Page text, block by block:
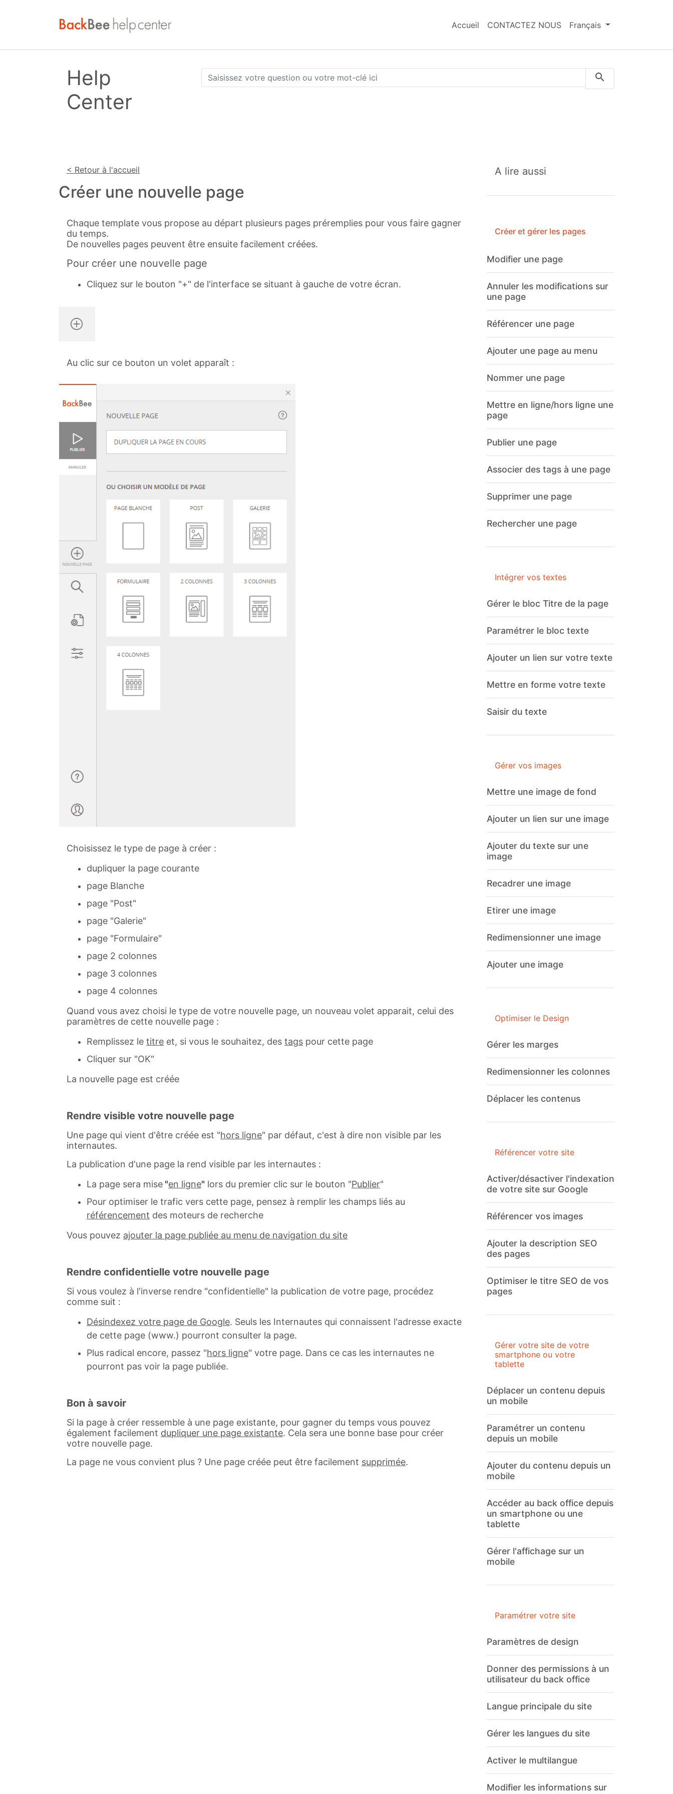
Accueil CONTACTEZ NOUS Français
Help
Center
< Retour à l'accueil
Créer une nouvelle page
Chaque template vous propose au départ plusieurs pages préremplies pour vous faire gagner
du temps.
De nouvelles pages peuvent être ensuite facilement créées.
Pour créer une nouvelle page
Cliquez sur le bouton "+" de l'interface se situant à gauche de votre écran.
Au clic sur ce bouton un volet apparaît :
Choisissez le type de page à créer :
dupliquer la page courante
page Blanche
page "Post"
page "Galerie"
page "Formulaire"
page 2 colonnes
page 3 colonnes
page 4 colonnes
Quand vous avez choisi le type de votre nouvelle page, un nouveau volet apparait, celui des
paramètres de cette nouvelle page :
Remplissez le titre et, si vous le souhaitez, des tags pour cette page
Cliquer sur "OK"
La nouvelle page est créée
Rendre visible votre nouvelle page
Une page qui vient d'être créée est "hors ligne" par défaut, c'est à dire non visible par les
internautes.
La publication d'une page la rend visible par les internautes :
La page sera mise "en ligne" lors du premier clic sur le bouton "Publier"
Pour optimiser le trafic vers cette page, pensez à remplir les champs liés au
référencement des moteurs de recherche
Vous pouvez ajouter la page publiée au menu de navigation du site
Rendre confidentielle votre nouvelle page
Si vous voulez à l'inverse rendre "confidentielle" la publication de votre page, procédez
comme suit :
Désindexez votre page de Google. Seuls les Internautes qui connaissent l'adresse exacte
de cette page (www.) pourront consulter la page.
Plus radical encore, passez "hors ligne" votre page. Dans ce cas les internautes ne
pourront pas voir la page publiée.
Bon à savoir
Si la page à créer ressemble à une page existante, pour gagner du temps vous pouvez
également facilement dupliquer une page existante. Cela sera une bonne base pour créer
votre nouvelle page.
La page ne vous convient plus ? Une page créée peut être facilement supprimée.
A lire aussi
Créer et gérer les pages
Modifier une page
Annuler les modifications sur
une page
Référencer une page
Ajouter une page au menu
Nommer une page
Mettre en ligne/hors ligne une
page
Publier une page
Associer des tags à une page
Supprimer une page
Rechercher une page
Intégrer vos textes
Gérer le bloc Titre de la page
Paramétrer le bloc texte
Ajouter un lien sur votre texte
Mettre en forme votre texte
Saisir du texte
Gérer vos images
Mettre une image de fond
Ajouter un lien sur une image
Ajouter du texte sur une
image
Recadrer une image
Etirer une image
Redimensionner une image
Ajouter une image
Optimiser le Design
Gérer les marges
Redimensionner les colonnes
Déplacer les contenus
Référencer votre site
Activer/désactiver l'indexation
de votre site sur Google
Référencer vos images
Ajouter la description SEO
des pages
Optimiser le titre SEO de vos
pages
Gérer votre site de votre
smartphone ou votre
tablette
Déplacer un contenu depuis
un mobile
Paramétrer un contenu
depuis un mobile
Ajouter du contenu depuis un
mobile
Accéder au back office depuis
un smartphone ou une
tablette
Gérer l'affichage sur un
mobile
Paramétrer votre site
Paramètres de design
Donner des permissions à un
utilisateur du back office
Langue principale du site
Gérer les langues du site
Activer le multilangue
Modifier les informations sur